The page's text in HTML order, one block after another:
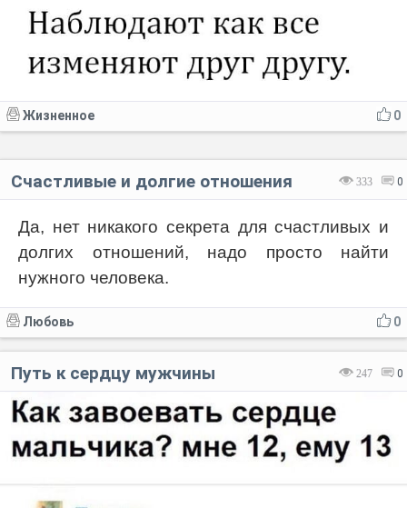
0
Жизненное
333 0
Счастливые и долгие отношения
Да, нет никакого секрета для счастливых и
долгих отношений, надо просто найти
нужного человека.
0
Любовь
247 0
Путь к сердцу мужчины